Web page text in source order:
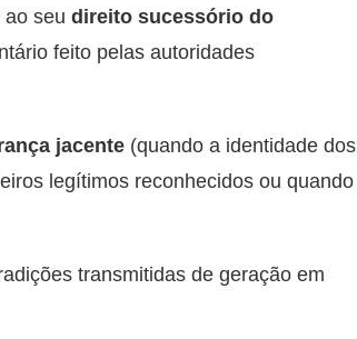
seu direito sucessório do
feito pelas autoridades
jacente (quando a identidade dos
legítimos reconhecidos ou quando
transmitidas de geração em